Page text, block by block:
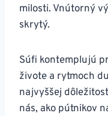
milosti. Vnútorný
skrytý.
Súfi kontemplujú
živote a rytmoch
najvyššej
nás, ako pútnikov